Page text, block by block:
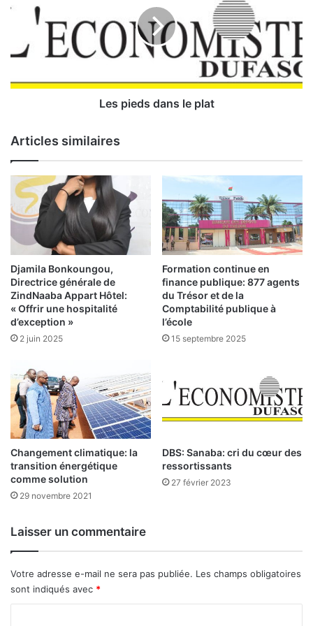
E
t
o
n
s
e
i
l
d
E
t
a
t
c
o
i
r
m
e
l
e
d
é
d
m
a
g
e
d
d
l
e
p
a
t
Les pieds dans le plat
Articles similaires
Djamila Bonkoungou,
Directrice générale de
ZindNaaba Appart Hôtel:
« Offrir une hospitalité
d’exception »
2 juin 2025
Formation continue en
finance publique: 877 agents
du Trésor et de la
Comptabilité publique à
l’école
15 septembre 2025
Changement climatique: la
transition énergétique
comme solution
29 novembre 2021
DBS: Sanaba: cri du cœur des
ressortissants
27 février 2023
Laisser un commentaire
Votre adresse e-mail ne sera pas publiée. Les champs obligatoires
sont indiqués avec *